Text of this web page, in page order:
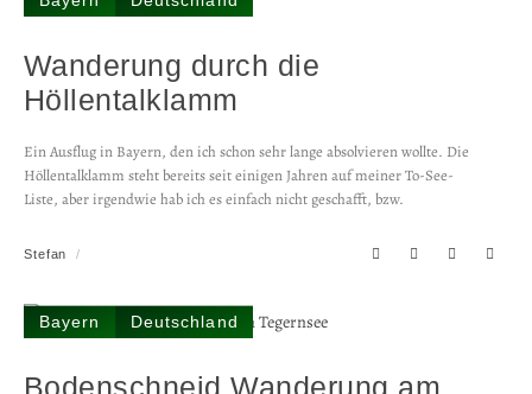
Wanderung durch die
Höllentalklamm
Ein Ausflug in Bayern, den ich schon sehr lange absolvieren wollte. Die
Höllentalklamm steht bereits seit einigen Jahren auf meiner To-See-
Liste, aber irgendwie hab ich es einfach nicht geschafft, bzw.
Stefan
Bayern Deutschland
Bodenschneid Wanderung am